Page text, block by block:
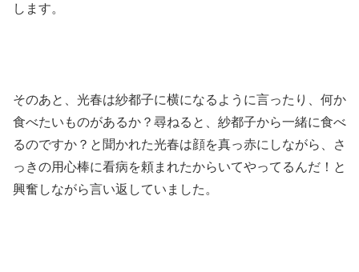
します。
そのあと、光春は紗都子に横になるように言ったり、何か
食べたいものがあるか？尋ねると、紗都子から一緒に食べ
るのですか？と聞かれた光春は顔を真っ赤にしながら、さ
っきの用心棒に看病を頼まれたからいてやってるんだ！と
興奮しながら言い返していました。